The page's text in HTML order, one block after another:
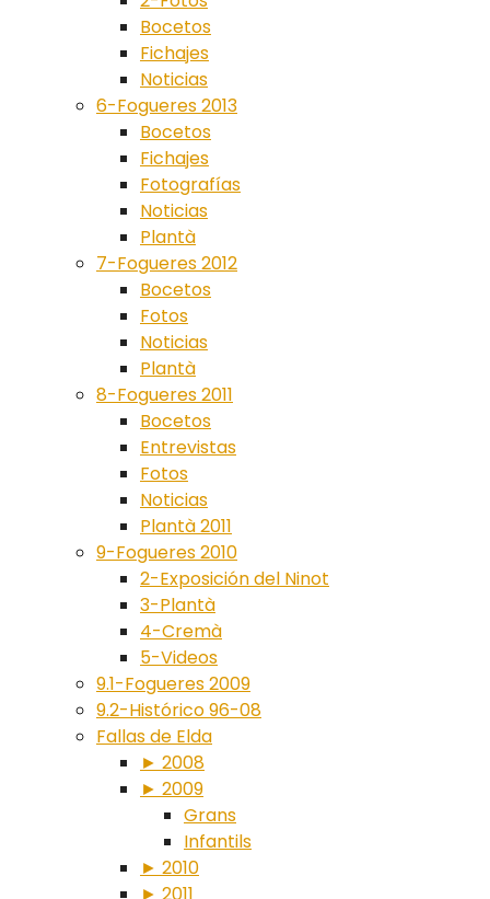
Bocetos
Fichajes
Noticias
6-Fogueres 2013
Bocetos
Fichajes
Fotografías
Noticias
Plantà
7-Fogueres 2012
Bocetos
Fotos
Noticias
Plantà
8-Fogueres 2011
Bocetos
Entrevistas
Fotos
Noticias
Plantà 2011
9-Fogueres 2010
2-Exposición del Ninot
3-Plantà
4-Cremà
5-Videos
9.1-Fogueres 2009
9.2-Histórico 96-08
Fallas de Elda
► 2008
► 2009
Grans
Infantils
► 2010